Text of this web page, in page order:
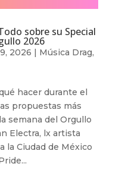
sobre su Special
2026
2026 | Música Drag,
hacer durante el
propuestas más
semana del Orgullo
Electra, lx artista
la Ciudad de México